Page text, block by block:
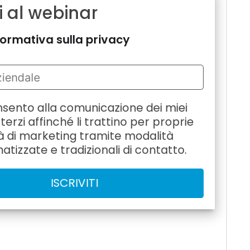
al webinar
sulla privacy
alla comunicazione dei miei
terziaffinché li trattino per proprie
di marketing tramite modalità
e tradizionali di contatto.